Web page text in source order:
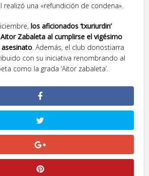
realizó una «refundición de condena».
los aficionados ‘txuriurdin’
Zabaleta al cumplirse el vigésimo
. Además, el club donostiarra
con su iniciativa renombrando al
como la grada ‘Aitor zabaleta’.